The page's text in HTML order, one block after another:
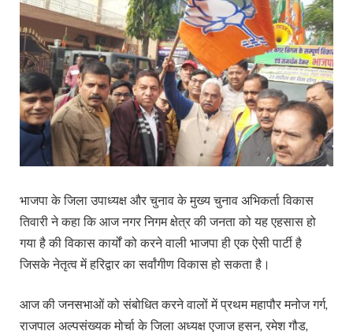
भाजपा के जिला उपाध्यक्ष और चुनाव के मुख्य चुनाव अभिकर्ता विकास
तिवारी ने कहा कि आज नगर निगम क्षेत्र की जनता को यह एहसास हो
गया है की विकास कार्यों को करने वाली भाजपा ही एक ऐसी पार्टी है
जिसके नेतृत्व में हरिद्वार का सर्वांगीण विकास हो सकता है।
आज की जनसभाओं को संबोधित करने वालों में प्रथम महापौर मनोज गर्ग,
राजपाल अल्पसंख्यक मोर्चा के जिला अध्यक्ष एजाज हसन, रमेश गौड,